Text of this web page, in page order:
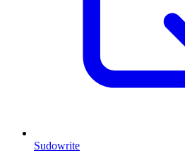
Sudowrite